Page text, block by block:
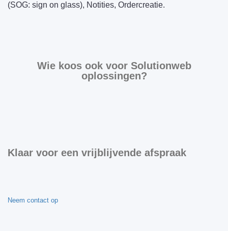
(SOG: sign on glass), Notities, Ordercreatie.
Wie koos ook voor Solutionweb
oplossingen?
Klaar voor een vrijblijvende afspraak
Neem contact op